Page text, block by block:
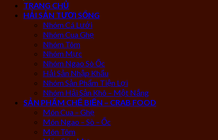
TRANG CHỦ
HẢI SẢN TƯƠI SỐNG
Nhóm Cá Lưới
Nhóm Cua Ghẹ
Nhóm Tôm
Nhóm Mực
Nhóm Ngao Sò Ốc
Hải Sản Nhập Khẩu
Nhóm Sản Phẩm Tiện Lợi
Nhóm Hải Sản Khô – Một Nắng
SẢN PHẨM CHẾ BIẾN – CRAB FOOD
Món Cua – Ghẹ
Món Ngao – Sò – Ốc
Món Tôm